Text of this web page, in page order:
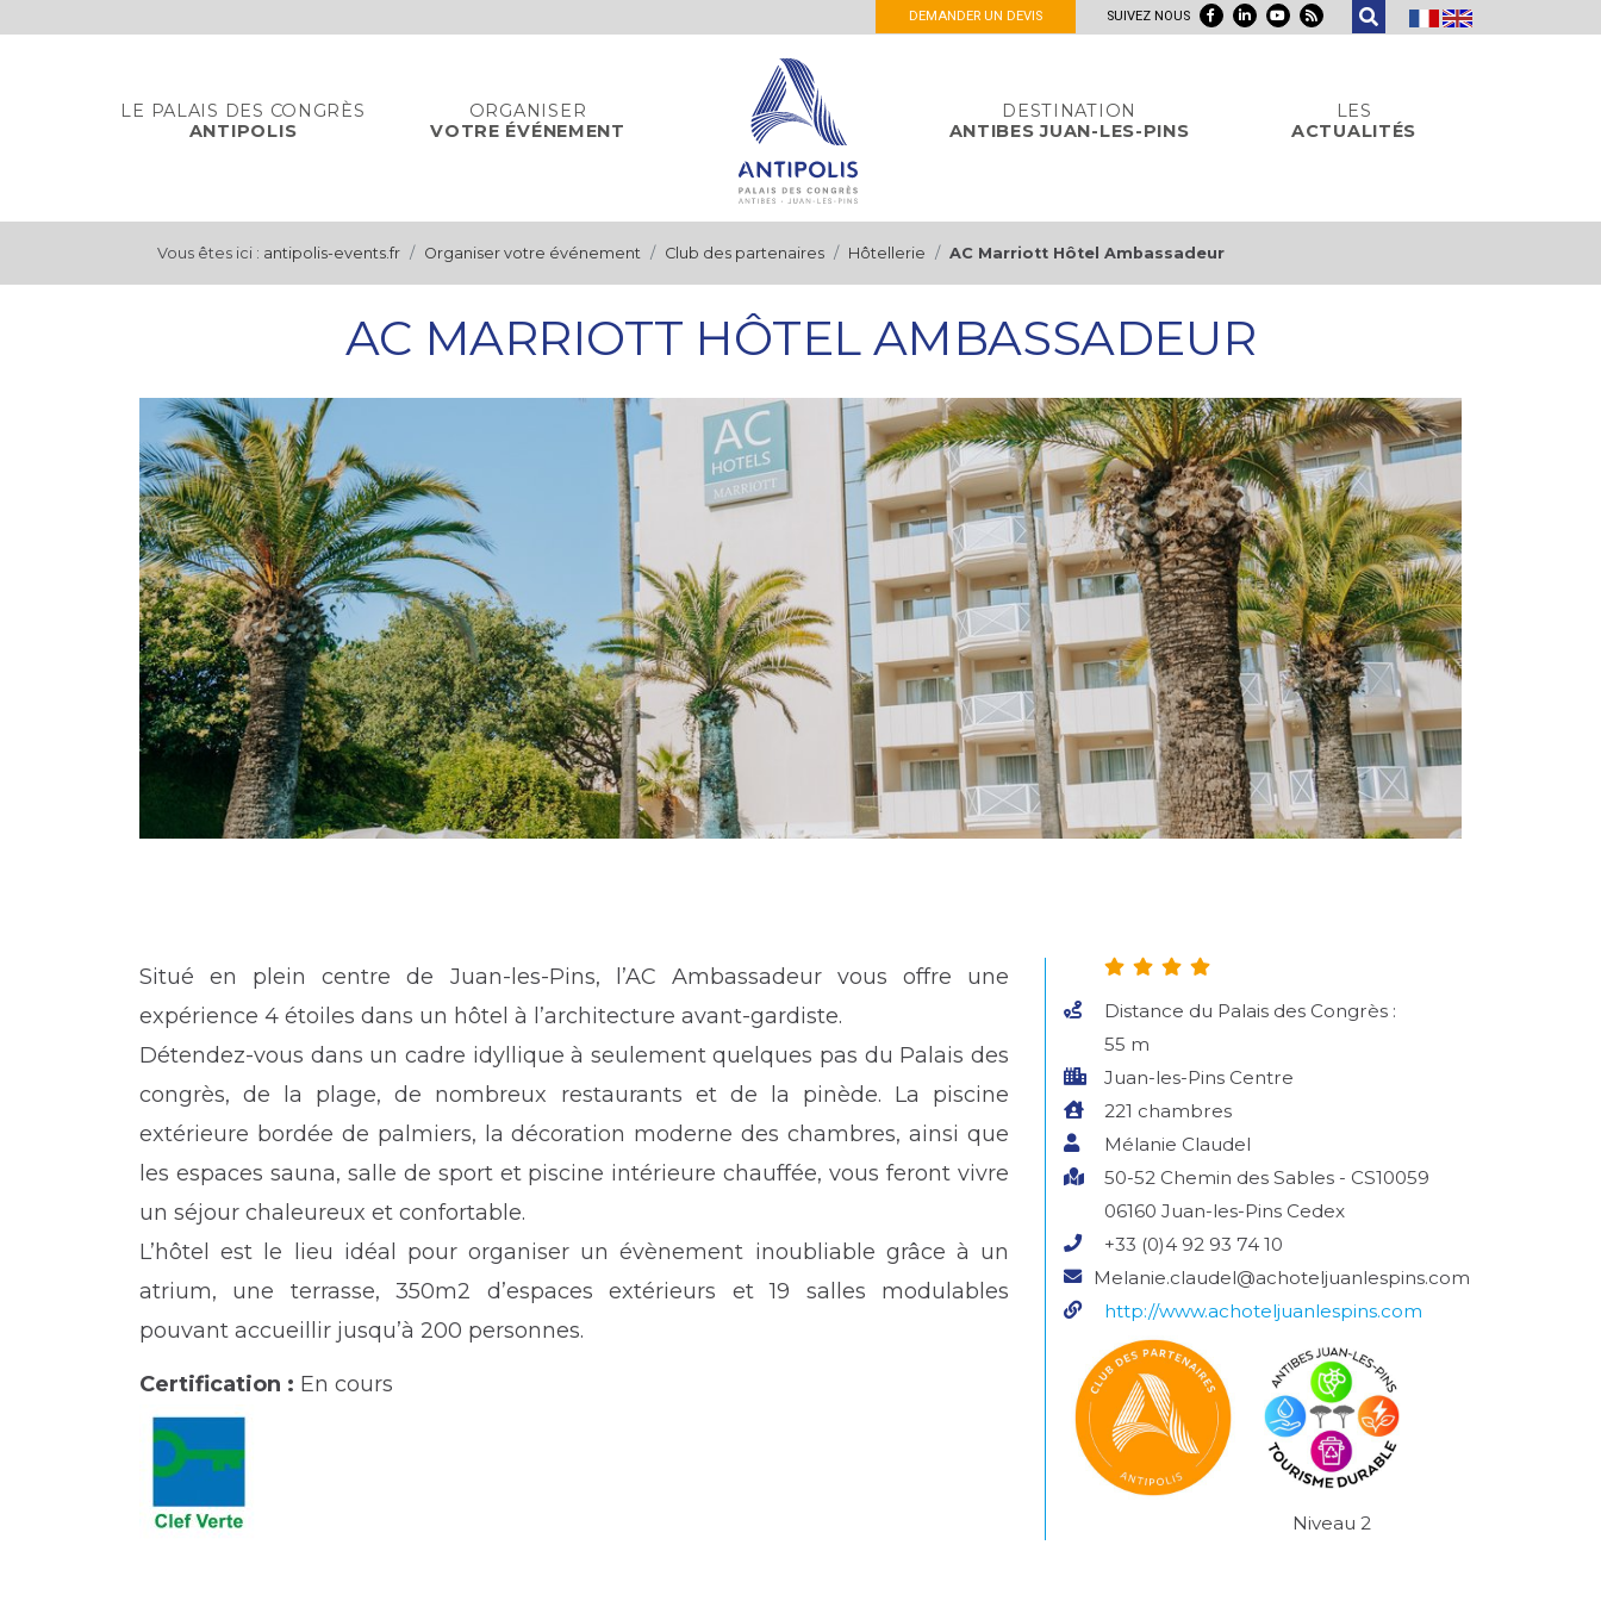
DEMANDER UN DEVIS SUIVEZ NOUS
LE PALAIS DES CONGRÈS
ANTIPOLIS
ORGANISER
VOTRE ÉVÉNEMENT
DESTINATION
ANTIBES JUAN-LES-PINS
LES
ACTUALITÉS
Vous êtes ici : antipolis-events.fr Organiser votre événement Club des partenaires Hôtellerie AC Marriott Hôtel Ambassadeur
AC MARRIOTT HÔTEL AMBASSADEUR
Situé en plein centre de Juan-les-Pins, l’AC Ambassadeur vous offre une
expérience 4 étoiles dans un hôtel à l’architecture avant-gardiste.
Détendez-vous dans un cadre idyllique à seulement quelques pas du Palais des
congrès, de la plage, de nombreux restaurants et de la pinède. La piscine
extérieure bordée de palmiers, la décoration moderne des chambres, ainsi que
les espaces sauna, salle de sport et piscine intérieure chauffée, vous feront vivre
un séjour chaleureux et confortable.
L’hôtel est le lieu idéal pour organiser un évènement inoubliable grâce à un
atrium, une terrasse, 350m2 d’espaces extérieurs et 19 salles modulables
pouvant accueillir jusqu’à 200 personnes.
Certification : En cours
Distance du Palais des Congrès :
55 m
Juan-les-Pins Centre
221 chambres
Mélanie Claudel
50-52 Chemin des Sables - CS10059
06160 Juan-les-Pins Cedex
+33 (0)4 92 93 74 10
Melanie.claudel@achoteljuanlespins.com
http://www.achoteljuanlespins.com
Niveau 2